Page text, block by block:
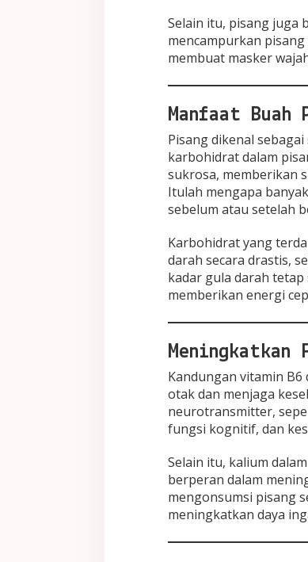
Selain itu, pisang juga
mencampurkan
membuat masker
Manfaat Buah
Pisang dikenal
karbohidrat dalam
sukrosa, memberikan
Itulah mengapa
sebelum atau setelah
Karbohidrat yang
darah secara drastis,
kadar gula darah
memberikan energi
Meningkatkan
Kandungan vitamin
otak dan menjaga
neurotransmitter,
fungsi kognitif, dan
Selain itu, kalium
berperan dalam
mengonsumsi pisang
meningkatkan daya